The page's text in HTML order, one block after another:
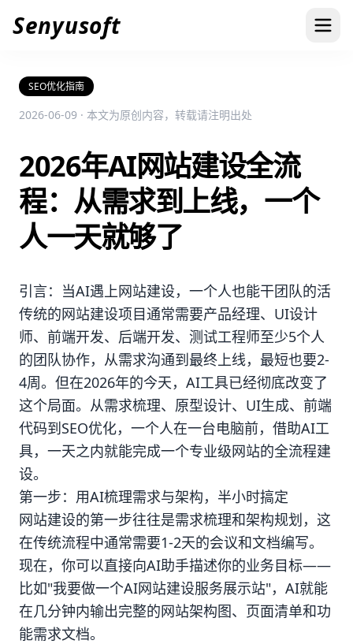
Senyusoft
SEO优化指南
2026-06-09 · 本文为原创内容，转载请注明出处
2026年AI网站建设全流
程：从需求到上线，一个
人一天就够了
引言：当AI遇上网站建设，一个人也能干团队的活
传统的网站建设项目通常需要产品经理、UI设计
师、前端开发、后端开发、测试工程师至少5个人
的团队协作，从需求沟通到最终上线，最短也要2-
4周。但在2026年的今天，AI工具已经彻底改变了
这个局面。从需求梳理、原型设计、UI生成、前端
代码到SEO优化，一个人在一台电脑前，借助AI工
具，一天之内就能完成一个专业级网站的全流程建
设。
第一步：用AI梳理需求与架构，半小时搞定
网站建设的第一步往往是需求梳理和架构规划，这
在传统流程中通常需要1-2天的会议和文档编写。
现在，你可以直接向AI助手描述你的业务目标——
比如"我要做一个AI网站建设服务展示站"，AI就能
在几分钟内输出完整的网站架构图、页面清单和功
能需求文档。